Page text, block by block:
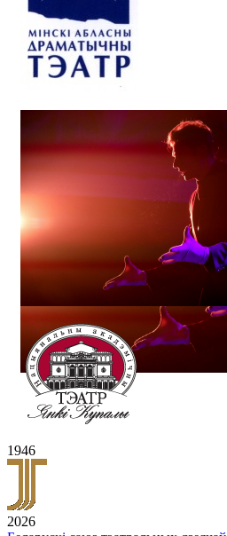
1946
2026